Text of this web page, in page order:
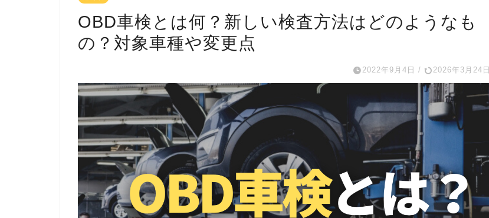
OBD車検とは何？新しい検査方法はどのようなも
の？対象車種や変更点
2022年9月4日 / 2026年3月24日